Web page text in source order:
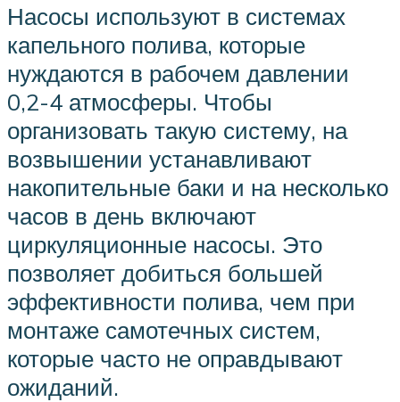
Насосы используют в системах
капельного полива, которые
нуждаются в рабочем давлении
0,2-4 атмосферы. Чтобы
организовать такую систему, на
возвышении устанавливают
накопительные баки и на несколько
часов в день включают
циркуляционные насосы. Это
позволяет добиться большей
эффективности полива, чем при
монтаже самотечных систем,
которые часто не оправдывают
ожиданий.